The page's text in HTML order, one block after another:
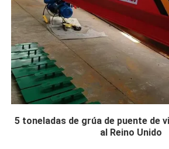
5 toneladas de grúa de puente de
al Reino Unido